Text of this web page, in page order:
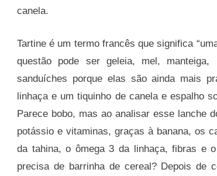
canela.
Tartine é um termo francês que significa
questão pode ser geleia, mel,
sanduíches porque elas são ainda mais
linhaça e um tiquinho de canela e espalho
Parece bobo, mas ao analisar esse lanche
potássio e vitaminas, graças à banana, os
da tahina, o ômega 3 da linhaça, fibras e
precisa de barrinha de cereal? Depois de